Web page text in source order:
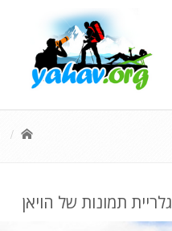
גלריית תמונות של הויאן